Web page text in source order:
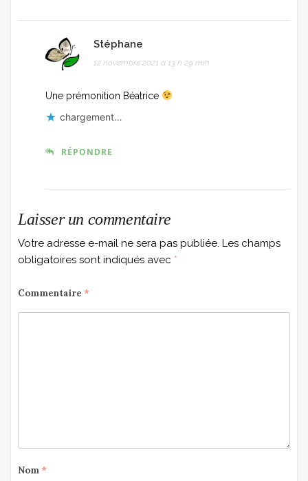
Stéphane
12 novembre 2021 à 13 h 29 min
Une prémonition Béatrice
chargement…
RÉPONDRE
Laisser un commentaire
Votre adresse e-mail ne sera pas publiée. Les champs
obligatoires sont indiqués avec *
Commentaire *
Nom *